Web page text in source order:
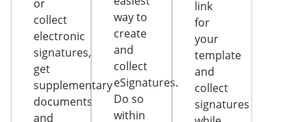
or
collect
electronic
signatures,
get
supplementary
documents
and
way to
create
and
collect
eSignatures.
Do so
within
link
for
your
template
and
collect
signatures